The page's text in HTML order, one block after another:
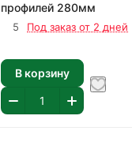
профилей 280мм
5 Под заказ от 2 дней
В корзину